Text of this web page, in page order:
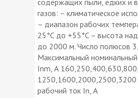
газов: – климатическое
– диапазон рабочих
25°C до +55°C – высота
до 2000 м. Число полюсов
Максимальный номинальный
Inm, А
1250,1600,2000,2500,3200
рабочий ток In, А